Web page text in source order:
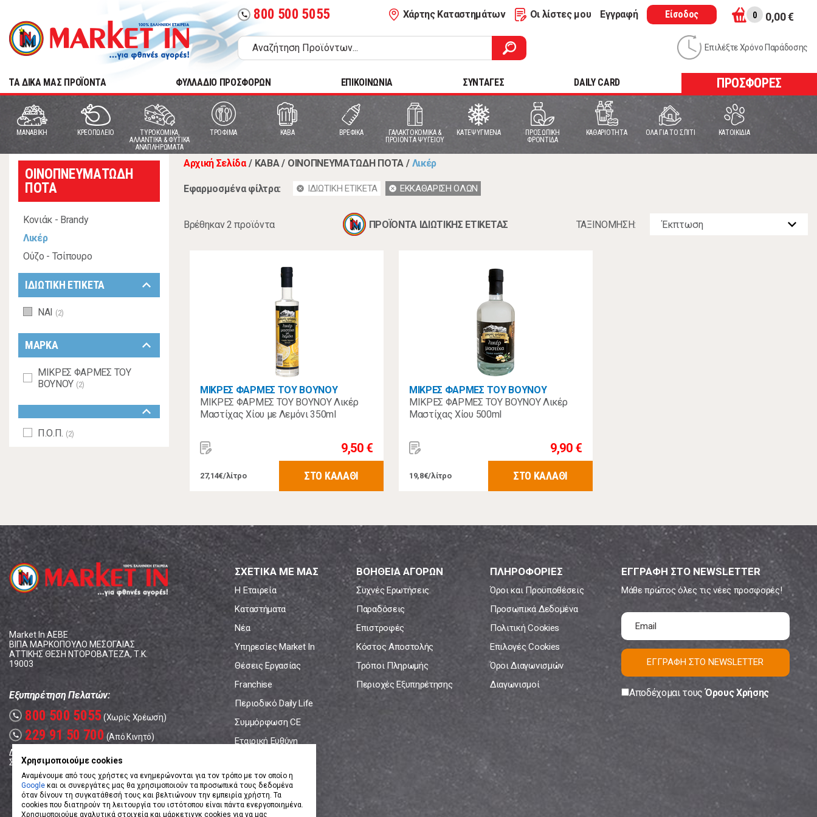
call 800 500 5055 Χάρτης Καταστημάτων Οι λίστες μου Εγγραφή Είσοδος 0 0,00 €
Επιλέξτε Χρόνο Παράδοσης
TA ΔΙΚΑ ΜΑΣ ΠΡΟΪΟΝΤΑ ΦΥΛΛΑΔΙΟ ΠΡΟΣΦΟΡΩΝ ΕΠΙΚΟΙΝΩΝΙΑ ΣΥΝΤΑΓΕΣ DAILY CARD ΠΡΟΣΦΟΡΕΣ
MANABIKH ΚΡΕΟΠΩΛΕΙΟ
ΤΥΡΟΚΟΜΙΚΑ,
ΑΛΛΑΝΤΙΚΑ & ΦΥΤΙΚΑ
ΑΝΑΠΛΗΡΩΜΑΤΑ
ΤΡΟΦΙΜΑ ΚΑΒΑ ΒΡΕΦΙΚΑ
ΓΑΛΑΚΤΟΚΟΜΙΚΑ &
ΠΡΟΙΟΝΤΑ ΨΥΓΕΙΟΥ
ΚΑΤΕΨΥΓΜΕΝΑ
ΠΡΟΣΩΠΙΚΗ
ΦΡΟΝΤΙΔΑ
ΚΑΘΑΡΙΟΤΗΤΑ ΟΛΑ ΓΙΑ ΤΟ ΣΠΙΤΙ ΚΑΤΟΙΚΙΔΙΑ
ΟΙΝΟΠΝΕΥΜΑΤΩΔΗ
ΠΟΤΑ
Κονιάκ - Brandy
Λικέρ
Ούζο - Τσίπουρο
ΙΔΙΩΤΙΚΗ ΕΤΙΚΕΤΑ keyboard_arrow_down
ΝΑΙ (2)
ΜΑΡΚΑ keyboard_arrow_down
ΜΙΚΡΕΣ ΦΑΡΜΕΣ ΤΟΥ
ΒΟΥΝΟΥ (2)
keyboard_arrow_down
Π.Ο.Π. (2)
Αρχική Σελίδα / ΚΑΒΑ / ΟΙΝΟΠΝΕΥΜΑΤΩΔΗ ΠΟΤΑ / Λικέρ
Εφαρμοσμένα φίλτρα: cancel ΙΔΙΩΤΙΚΗ ΕΤΙΚΕΤΑ cancel ΕΚΚΑΘΑΡΙΣΗ ΟΛΩΝ
Βρέθηκαν 2 προϊόντα ΠΡΟΪΟΝΤΑ ΙΔΙΩΤΙΚΗΣ ΕΤΙΚΕΤΑΣ ΤΑΞΙΝOΜΗΣΗ:
ΜΙΚΡΕΣ ΦΑΡΜΕΣ ΤΟΥ ΒΟΥΝΟΥ
ΜΙΚΡΕΣ ΦΑΡΜΕΣ ΤΟΥ ΒΟΥΝΟΥ Λικέρ
Μαστίχας Χίου με Λεμόνι 350ml
9,50 €
27,14€/λίτρο ΣΤΟ ΚΑΛΑΘΙ
ΜΙΚΡΕΣ ΦΑΡΜΕΣ ΤΟΥ ΒΟΥΝΟΥ
ΜΙΚΡΕΣ ΦΑΡΜΕΣ ΤΟΥ ΒΟΥΝΟΥ Λικέρ
Μαστίχας Χίου 500ml
9,90 €
19,8€/λίτρο ΣΤΟ ΚΑΛΑΘΙ
Market In ΑΕΒΕ
ΒΙΠΑ ΜΑΡΚΟΠΟΥΛΟ ΜΕΣΟΓΑΙΑΣ
ΑΤΤΙΚΗΣ ΘΕΣΗ ΝΤΟΡΟΒΑΤΕΖΑ, Τ.Κ.
19003
Εξυπηρέτηση Πελατών:
call 800 500 5055 (Χωρίς Χρέωση)
call 229 91 50 700 (Από Κινητό)
Δευτέρα - Παρασκευή: 08:00 - 17:00
Σάββατο: 08:00 – 14:00
ΣΧΕΤΙΚΑ ΜΕ ΜΑΣ
Η Εταιρεία
Καταστήματα
Νέα
Υπηρεσίες Market In
Θέσεις Εργασίας
Franchise
Περιοδικό Daily Life
Συμμόρφωση CE
Εταιρική Ευθύνη
ΒΟΗΘΕΙΑ ΑΓΟΡΩΝ
Συχνές Ερωτήσεις
Παραδόσεις
Επιστροφές
Κόστος Αποστολής
Τρόποι Πληρωμής
Περιοχές Εξυπηρέτησης
ΠΛΗΡΟΦΟΡΙΕΣ
Όροι και Προϋποθέσεις
Προσωπικά Δεδομένα
Πολιτική Cookies
Επιλογές Cookies
Όροι Διαγωνισμών
Διαγωνισμοί
ΕΓΓΡΑΦΗ ΣΤΟ NEWSLETTER
Μάθε πρώτος όλες τις νέες προσφορές!
ΕΓΓΡΑΦΗ ΣΤΟ NEWSLETTER
Αποδέχομαι τουςΌρους Χρήσης
Χρησιμοποιούμε cookies
Αναμένουμε από τους χρήστες να ενημερώνονται για τον τρόπο με τον οποίο η
Google και οι συνεργάτες μας θα χρησιμοποιούν τα προσωπικά τους δεδομένα
όταν δίνουν τη συγκατάθεσή τους και βελτιώνουν την εμπειρία χρήστη. Τα
cookies που διατηρούν τη λειτουργία του ιστότοπου είναι πάντα ενεργοποιημένα.
Χρησιμοποιούμε αναλυτικά στοιχεία και μάρκετινγκ cookies για να μας